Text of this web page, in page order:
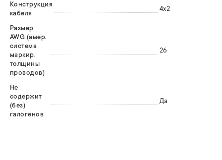
Конструкция
кабеля
4x2
Размер
AWG (амер.
система
маркир.
толщины
проводов)
26
Не
содержит
(без)
галогенов
Да